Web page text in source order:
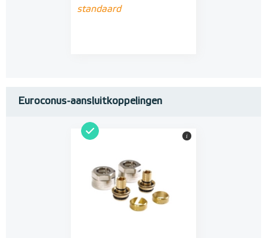
standaard
Euroconus-aansluitkoppelingen
i